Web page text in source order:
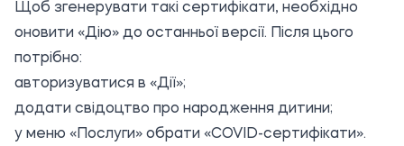
Щоб згенерувати такі сертифікати, необхідно
оновити «Дію» до останньої версії. Після цього
потрібно:
авторизуватися в «Дії»;
додати свідоцтво про народження дитини;
у меню «Послуги» обрати «COVID-сертифікати».